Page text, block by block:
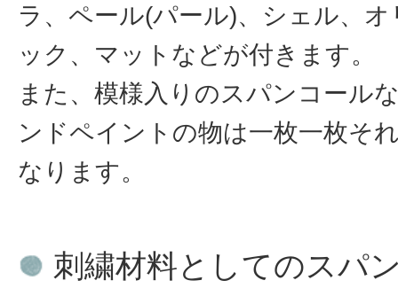
ラ、ペール(パール)、シェル、
ック、マットなどが付きます。
また、模様入りのスパンコール
ンドペイントの物は一枚一枚そ
なります。
刺繍材料としてのスパ